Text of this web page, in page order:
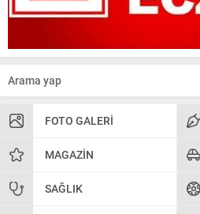
FOTO GALERI
MAGAZIN
SAĞLIK